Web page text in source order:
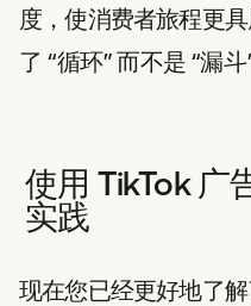
度，使消费者旅程更
了 “循环” 而不是 “漏斗”
使用 TikTok 广
实践
现在您已经更好地了